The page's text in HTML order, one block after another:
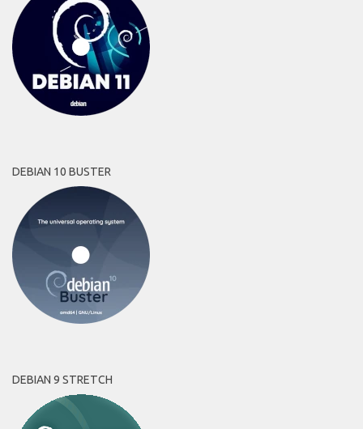
DEBIAN 10 BUSTER
DEBIAN 9 STRETCH